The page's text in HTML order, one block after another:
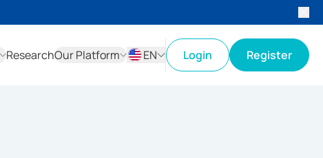
ResearchOur Platform
EN
Login Register